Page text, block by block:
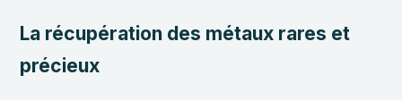
La récupération des métaux rares et
précieux